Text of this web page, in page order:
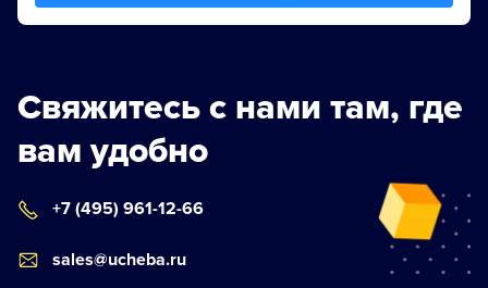
Свяжитесь с нами там, где
вам удобно
+7 (495) 961-12-66
sales@ucheba.ru